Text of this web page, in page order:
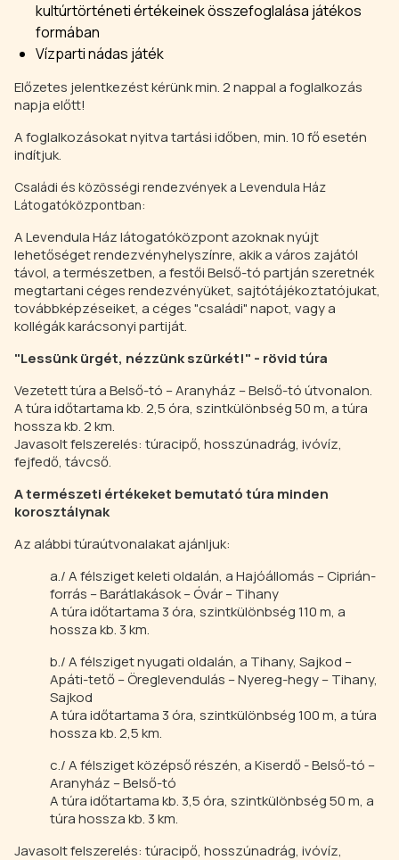
kultúrtörténeti értékeinek összefoglalása játékos
formában
Vízparti nádas játék
Előzetes jelentkezést kérünk min. 2 nappal a foglalkozás
napja előtt!
A foglalkozásokat nyitva tartási időben, min. 10 fő esetén
indítjuk.
Családi és közösségi rendezvények a Levendula Ház
Látogatóközpontban:
A Levendula Ház látogatóközpont azoknak nyújt
lehetőséget rendezvényhelyszínre, akik a város zajától
távol, a természetben, a festői Belső-tó partján szeretnék
megtartani céges rendezvényüket, sajtótájékoztatójukat,
továbbképzéseiket, a céges "családi" napot, vagy a
kollégák karácsonyi partiját.
"Lessünk ürgét, nézzünk szürkét!" - rövid túra
Vezetett túra a Belső-tó – Aranyház – Belső-tó útvonalon.
A túra időtartama kb. 2,5 óra, szintkülönbség 50 m, a túra
hossza kb. 2 km.
Javasolt felszerelés: túracipő, hosszúnadrág, ivóvíz,
fejfedő, távcső.
A természeti értékeket bemutató túra minden
korosztálynak
Az alábbi túraútvonalakat ajánljuk:
a./ A félsziget keleti oldalán, a Hajóállomás – Ciprián-
forrás – Barátlakások – Óvár – Tihany
A túra időtartama 3 óra, szintkülönbség 110 m, a
hossza kb. 3 km.
b./ A félsziget nyugati oldalán, a Tihany, Sajkod –
Apáti-tető – Öreglevendulás – Nyereg-hegy – Tihany,
Sajkod
A túra időtartama 3 óra, szintkülönbség 100 m, a túra
hossza kb. 2,5 km.
c./ A félsziget középső részén, a Kiserdő - Belső-tó –
Aranyház – Belső-tó
A túra időtartama kb. 3,5 óra, szintkülönbség 50 m, a
túra hossza kb. 3 km.
Javasolt felszerelés: túracipő, hosszúnadrág, ivóvíz,